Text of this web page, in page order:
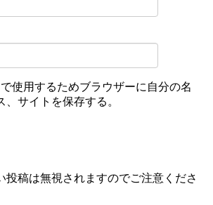
使用するためブラウザーに自分の名
サイトを保存する。
投稿は無視されますのでご注意くださ